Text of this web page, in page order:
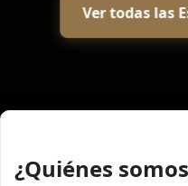
Ver todas las
¿Quiénes